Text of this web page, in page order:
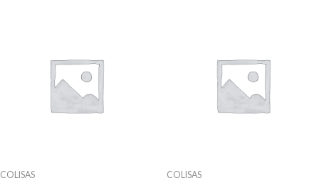
COLISAS COLISAS